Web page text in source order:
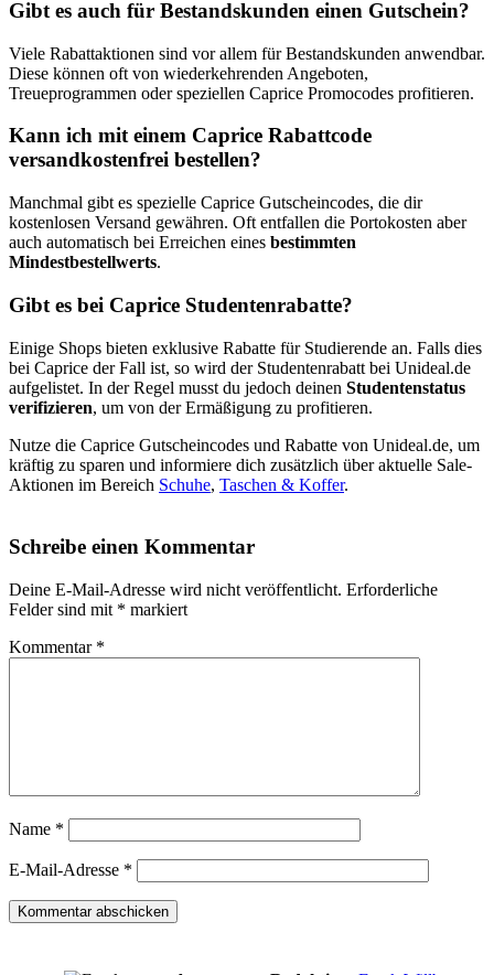
Gibt es auch für Bestandskunden einen Gutschein?
Viele Rabattaktionen sind vor allem für Bestandskunden anwendbar.
Diese können oft von wiederkehrenden Angeboten,
Treueprogrammen oder speziellen Caprice Promocodes profitieren.
Kann ich mit einem Caprice Rabattcode
versandkostenfrei bestellen?
Manchmal gibt es spezielle Caprice Gutscheincodes, die dir
kostenlosen Versand gewähren. Oft entfallen die Portokosten aber
auch automatisch bei Erreichen eines bestimmten
Mindestbestellwerts.
Gibt es bei Caprice Studentenrabatte?
Einige Shops bieten exklusive Rabatte für Studierende an. Falls dies
bei Caprice der Fall ist, so wird der Studentenrabatt bei Unideal.de
aufgelistet. In der Regel musst du jedoch deinen Studentenstatus
verifizieren, um von der Ermäßigung zu profitieren.
Nutze die Caprice Gutscheincodes und Rabatte von Unideal.de, um
kräftig zu sparen und informiere dich zusätzlich über aktuelle Sale-
Aktionen im Bereich Schuhe, Taschen & Koffer.
Schreibe einen Kommentar
Deine E-Mail-Adresse wird nicht veröffentlicht. Erforderliche
Felder sind mit * markiert
Kommentar *
Name *
E-Mail-Adresse *